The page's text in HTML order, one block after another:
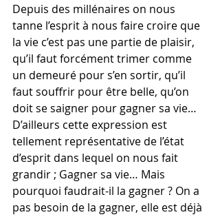
Depuis des millénaires on nous
tanne l’esprit à nous faire croire que
la vie c’est pas une partie de plaisir,
qu’il faut forcément trimer comme
un demeuré pour s’en sortir, qu’il
faut souffrir pour être belle, qu’on
doit se saigner pour gagner sa vie…
D’ailleurs cette expression est
tellement représentative de l’état
d’esprit dans lequel on nous fait
grandir ; Gagner sa vie… Mais
pourquoi faudrait-il la gagner ? On a
pas besoin de la gagner, elle est déjà